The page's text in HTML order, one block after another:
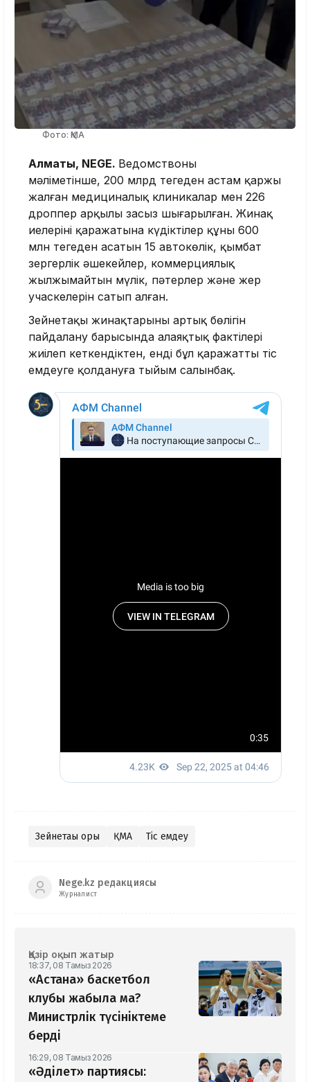
Фото: ҚМА
Алматы, NEGE. Ведомствоның
мәліметінше, 200 млрд теңгеден астам қаржы
жалған медициналық клиникалар мен 226
дроппер арқылы заңсыз шығарылған. Жинақ
иелерінің қаражатына күдіктілер құны 600
млн теңгеден асатын 15 автокөлік, қымбат
зергерлік әшекейлер, коммерциялық
жылжымайтын мүлік, пәтерлер және жер
учаскелерін сатып алған.
Зейнетақы жинақтарының артық бөлігін
пайдалану барысында алаяқтық фактілері
жиілеп кеткендіктен, енді бұл қаражатты тіс
емдеуге қолдануға тыйым салынбақ.
Зейнетақы қоры ҚМА Тіс емдеу
Nege.kz редакциясы
Журналист
Қазір оқып жатыр
18:37, 08 Тамыз 2026
«Астана» баскетбол
клубы жабыла ма?
Министрлік түсініктеме
берді
16:29, 08 Тамыз 2026
«Әділет» партиясы: